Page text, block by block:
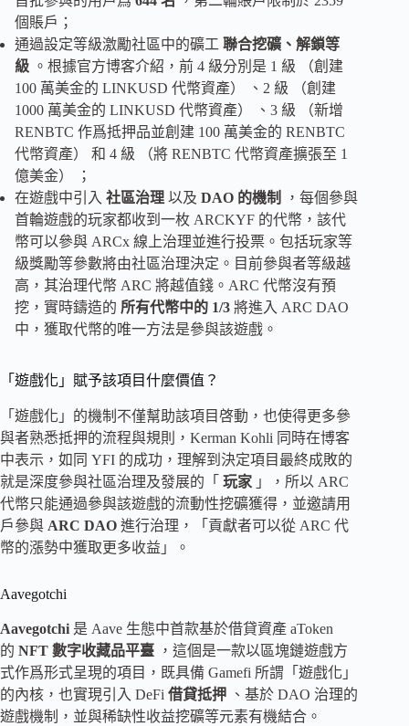
個賬戶；
通過設定等級激勵社區中的礦工 聯合挖礦、解鎖等
級 。根據官方博客介紹，前 4 級分別是 1 級 （創建
100 萬美金的 LINKUSD 代幣資產） 、2 級 （創建
1000 萬美金的 LINKUSD 代幣資產） 、3 級 （新增
RENBTC 作爲抵押品並創建 100 萬美金的 RENBTC
代幣資產） 和 4 級 （將 RENBTC 代幣資產擴張至 1
億美金） ；
在遊戲中引入 社區治理 以及 DAO 的機制
，每個參與
首輪遊戲的玩家都收到一枚 ARCKYF 的代幣，該代
幣可以參與 ARCx 線上治理並進行投票。包括玩家等
級獎勵等參數將由社區治理決定。目前參與者等級越
高，其治理代幣 ARC 將越值錢。ARC 代幣沒有預
挖，實時鑄造的 所有代幣中的 1/3 將進入 ARC DAO
中，獲取代幣的唯一方法是參與該遊戲。
「遊戲化」賦予該項目什麼價值？
「遊戲化」的機制不僅幫助該項目啓動，也使得更多參
與者熟悉抵押的流程與規則，Kerman Kohli 同時在博客
中表示，如同 YFI 的成功，理解到決定項目最終成敗的
就是深度參與社區治理及發展的「 玩家 」，所以 ARC
代幣只能通過參與該遊戲的流動性挖礦獲得，並邀請用
戶參與 ARC DAO 進行治理，「貢獻者可以從 ARC 代
幣的漲勢中獲取更多收益」。
Aavegotchi
Aavegotchi 是 Aave 生態中首款基於借貸資產 aToken
的 NFT 數字收藏品平臺 ，這個是一款以區塊鏈遊戲方
式作爲形式呈現的項目，既具備 Gamefi 所謂「遊戲化」
的內核，也實現引入 DeFi 借貸抵押 、基於 DAO 治理的
遊戲機制，並與稀缺性收益挖礦等元素有機結合。